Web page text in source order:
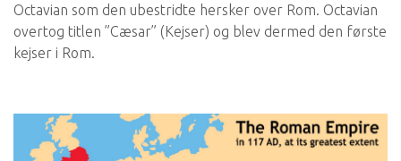
Octavian som den ubestridte hersker over Rom. Octavian
overtog titlen ”Cæsar” (Kejser) og blev dermed den første
kejser i Rom.